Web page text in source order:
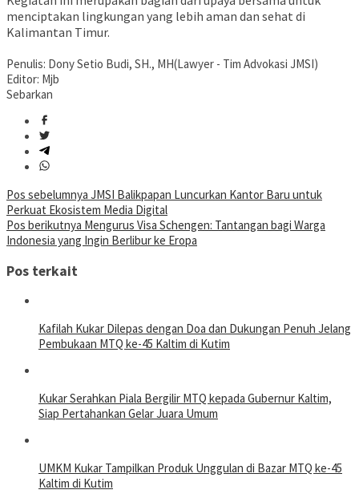
menciptakan lingkungan yang lebih aman dan sehat di
Kalimantan Timur.
Penulis: Dony Setio Budi, SH., MH(Lawyer - Tim Advokasi JMSI)
Editor: Mjb
Sebarkan
Navigasi
pos
Pos sebelumnya JMSI Balikpapan Luncurkan Kantor Baru untuk
Perkuat Ekosistem Media Digital
Pos berikutnya Mengurus Visa Schengen: Tantangan bagi Warga
Indonesia yang Ingin Berlibur ke Eropa
Pos terkait
Kafilah Kukar Dilepas dengan Doa dan Dukungan Penuh Jelang
Pembukaan MTQ ke-45 Kaltim di Kutim
Kukar Serahkan Piala Bergilir MTQ kepada Gubernur Kaltim,
Siap Pertahankan Gelar Juara Umum
UMKM Kukar Tampilkan Produk Unggulan di Bazar MTQ ke-45
Kaltim di Kutim